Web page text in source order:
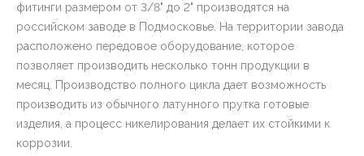
фитинги размером от 3/8" до 2" производятся на
российском заводе в Подмосковье. На территории завода
расположено передовое оборудование, которое
позволяет производить несколько тонн продукции в
месяц. Производство полного цикла дает возможность
производить из обычного латунного прутка готовые
изделия, а процесс никелирования делает их стойкими к
коррозии.